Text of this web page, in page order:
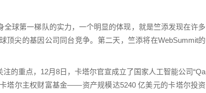
球第一梯队的实力，一个明显的体现，就是竺添发现在许多
顶尖的基因公司同台竞争。第二天，竺添将在WebSummit的
的重点，12月8日，卡塔尔官宣成立了国家人工智能公司“Qa
塔尔主权财富基金——资产规模达5240 亿美元的卡塔尔投资